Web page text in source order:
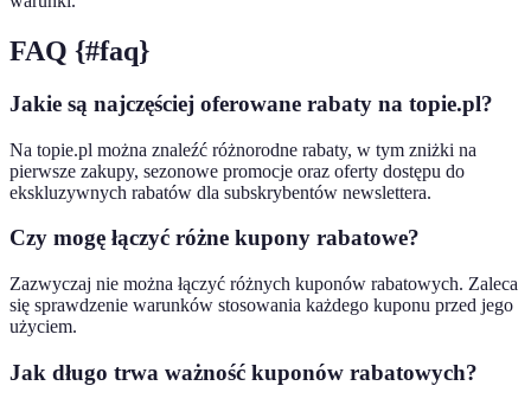
FAQ {#faq}
Jakie są najczęściej oferowane rabaty na topie.pl?
Na topie.pl można znaleźć różnorodne rabaty, w tym zniżki na
pierwsze zakupy, sezonowe promocje oraz oferty dostępu do
ekskluzywnych rabatów dla subskrybentów newslettera.
Czy mogę łączyć różne kupony rabatowe?
Zazwyczaj nie można łączyć różnych kuponów rabatowych. Zaleca
się sprawdzenie warunków stosowania każdego kuponu przed jego
użyciem.
Jak długo trwa ważność kuponów rabatowych?